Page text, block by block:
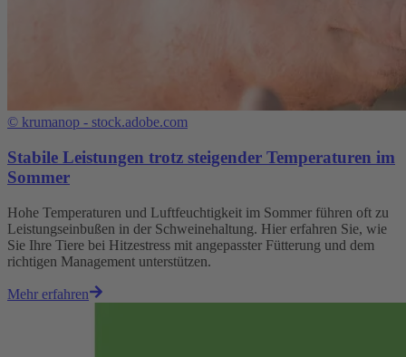
© krumanop - stock.adobe.com
Stabile Leistungen trotz steigender Temperaturen im
Sommer
Hohe Temperaturen und Luftfeuchtigkeit im Sommer führen oft zu
Leistungseinbußen in der Schweinehaltung. Hier erfahren Sie, wie
Sie Ihre Tiere bei Hitzestress mit angepasster Fütterung und dem
richtigen Management unterstützen.
Mehr erfahren